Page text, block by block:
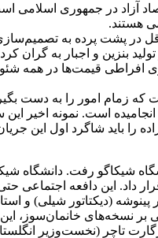
آزاد در جمهوری اسلامی
هستند.
در پشت پرده به
بنزین و اجبار به گران
آزادسازی افراطی
و جوانان این جریان غربزده است که
است. نمونه اخیر
دانش‌آموخته فنی از دانشگاه شریف است که جهت دریافت مدرک دکتری
این دافعه اجتماعی حتی
(دیکتاتور شیلی) و
بر نسخه‌های خانمان‌سوز،